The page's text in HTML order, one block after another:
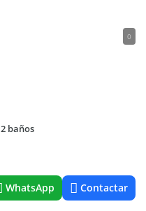
0
2 baños
WhatsApp Contactar